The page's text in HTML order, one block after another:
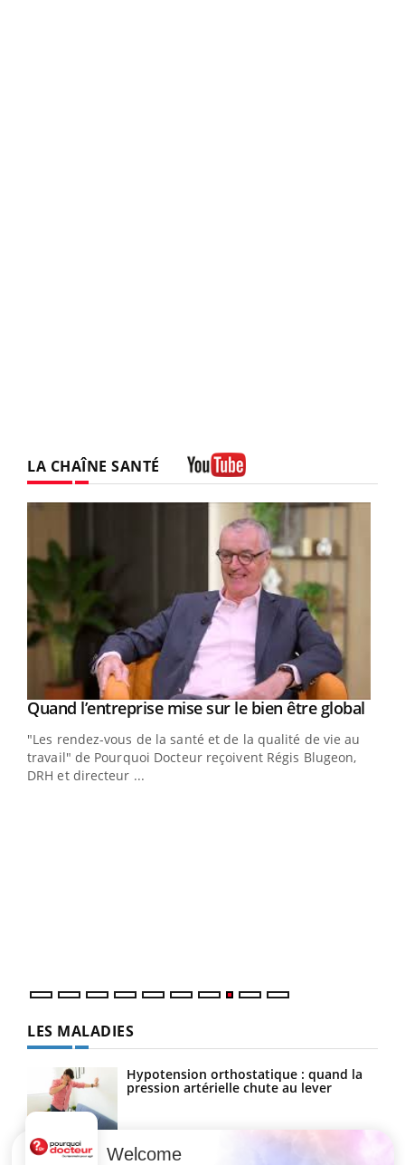
LA CHAÎNE SANTÉ
Youtube
Quand l’entreprise mise sur le bien être global
"Les rendez-vous de la santé et de la qualité de vie au
travail" de Pourquoi Docteur reçoivent Régis Blugeon,
DRH et directeur ...
LES MALADIES
Hypotension orthostatique : quand la
pression artérielle chute au lever
Drépanocytose : une déformation des
Welcome